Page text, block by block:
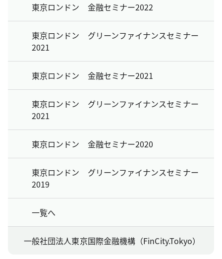
東京ロンドン 金融セミナー2022
東京ロンドン グリーンファイナンスセミナー
2021
東京ロンドン 金融セミナー2021
東京ロンドン グリーンファイナンスセミナー
2021
東京ロンドン 金融セミナー2020
東京ロンドン グリーンファイナンスセミナー
2019
一覧へ
一般社団法人東京国際金融機構（FinCity.Tokyo）